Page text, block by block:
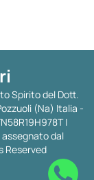
Spirito del Dott.
(Na) Italia -
|
assegnato dal
Reserved